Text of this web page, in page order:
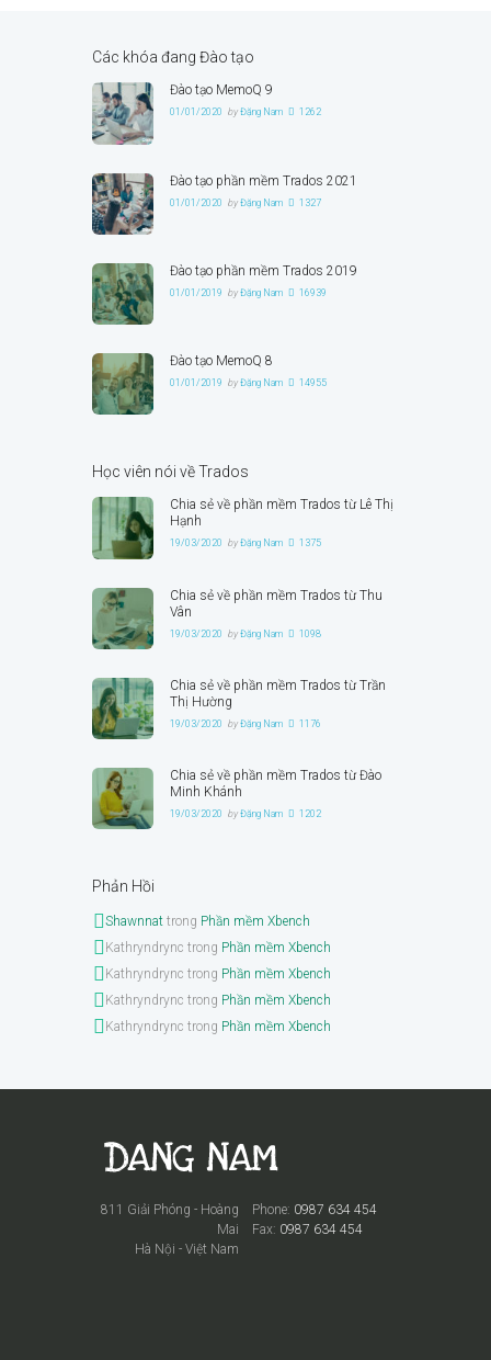
Các khóa đang Đào tạo
Đào tạo MemoQ 9
01/01/2020 byĐặng Nam 1262
Đào tạo phần mềm Trados 2021
01/01/2020 byĐặng Nam 1327
Đào tạo phần mềm Trados 2019
01/01/2019 byĐặng Nam 16939
Đào tạo MemoQ 8
01/01/2019 byĐặng Nam 14955
Học viên nói về Trados
Chia sẻ về phần mềm Trados từ Lê Thị
Hạnh
19/03/2020 byĐặng Nam 1375
Chia sẻ về phần mềm Trados từ Thu
Vân
19/03/2020 byĐặng Nam 1098
Chia sẻ về phần mềm Trados từ Trần
Thị Hường
19/03/2020 byĐặng Nam 1176
Chia sẻ về phần mềm Trados từ Đào
Minh Khánh
19/03/2020 byĐặng Nam 1202
Phản Hồi
Shawnnat trong Phần mềm Xbench
Kathryndrync trong Phần mềm Xbench
Kathryndrync trong Phần mềm Xbench
Kathryndrync trong Phần mềm Xbench
Kathryndrync trong Phần mềm Xbench
Phone: 0987 634 454
Fax: 0987 634 454
811 Giải Phóng - Hoàng
Mai
Hà Nội - Việt Nam